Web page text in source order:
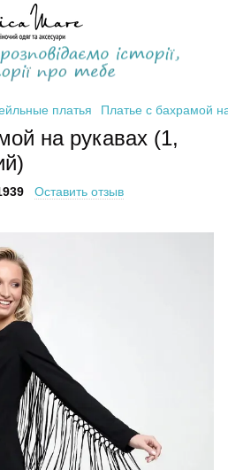
платья Платье с бахрамой
на рукавах (1,
Оставить отзыв